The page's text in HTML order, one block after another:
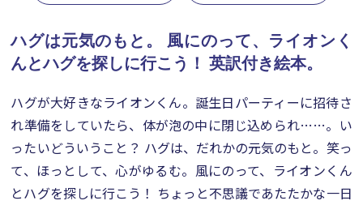
ハグは元気のもと。
風にのって、ライオンく
んとハグを探しに行こう！ 英訳付き絵本。
ハグが大好きなライオンくん。誕生日パーティーに招待さ
れ準備をしていたら、体が泡の中に閉じ込められ……。い
ったいどういうこと？ ハグは、だれかの元気のもと。笑っ
て、ほっとして、心がゆるむ。風にのって、ライオンくん
とハグを探しに行こう！ ちょっと不思議であたたかな一日